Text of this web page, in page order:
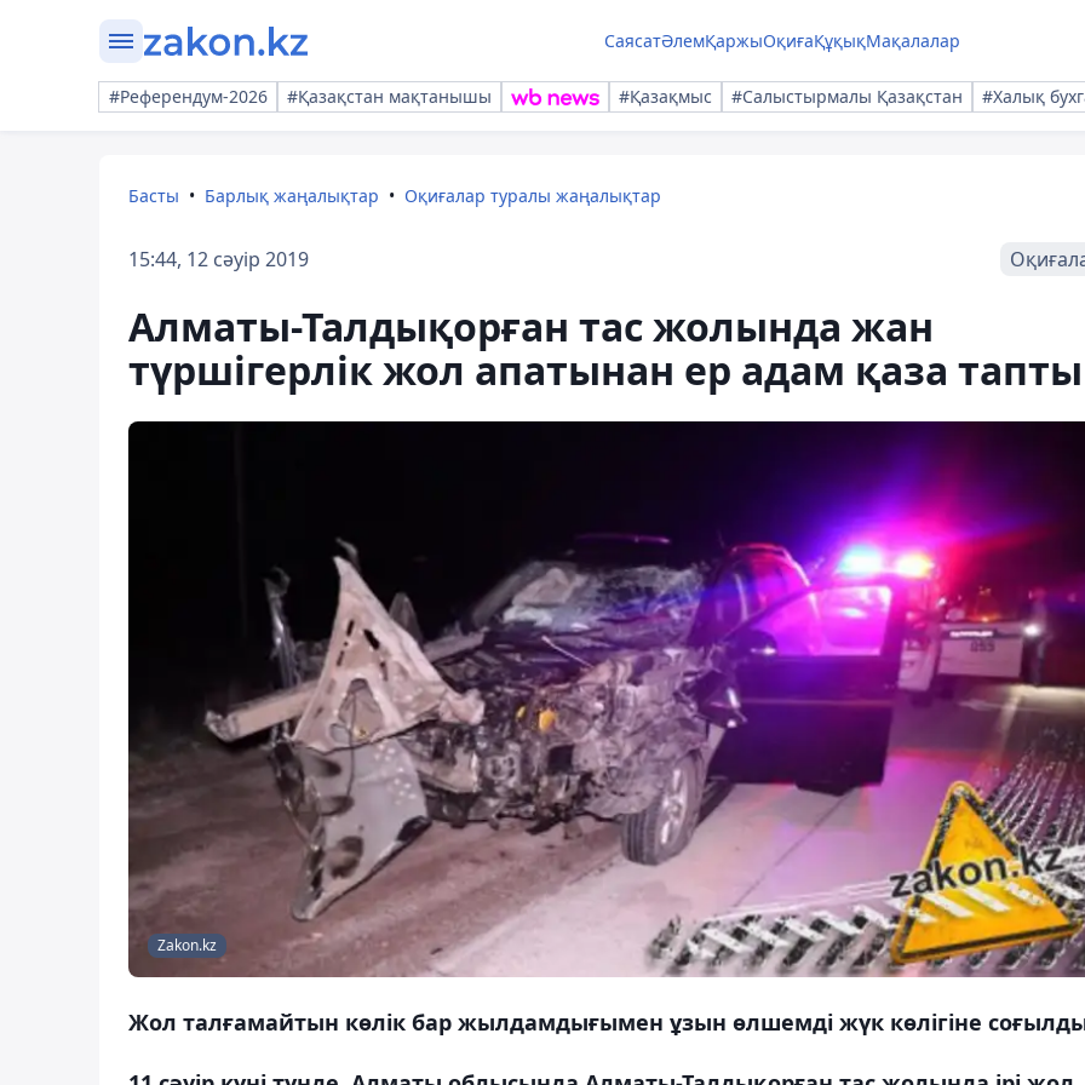
СаясатӘлемҚаржыОқиғаҚұқықМақалалар
#Референдум-2026 #Қазақстан мақтанышы #Қазақмыс #Салыстырмалы Қазақстан #Халық
Басты Барлық жаңалықтар Оқиғалар туралы жаңалықтар
15:44, 12 сәуір 2019
Алматы-Талдықорған тас жолында жан
түршігерлік жол апатынан ер адам қаза тапты
Zakon.kz
Жол талғамайтын көлік бар жылдамдығымен ұзын өлшемді жүк көлігіне